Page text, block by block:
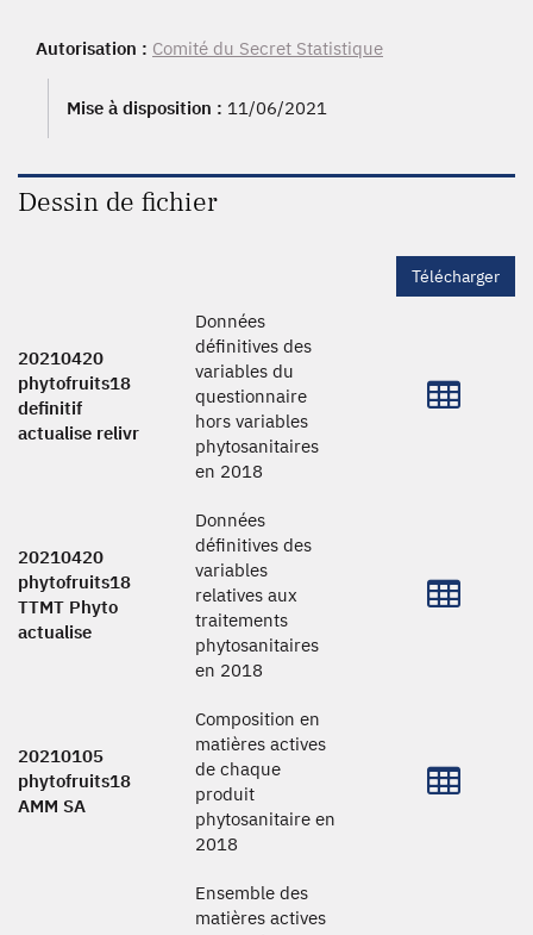
Autorisation : Comité du Secret Statistique
Mise à disposition : 11/06/2021
Dessin de fichier
Télécharger
20210420
phytofruits18
definitif
actualise relivr
Données
définitives des
variables du
questionnaire
hors variables
phytosanitaires
en 2018
20210420
phytofruits18
TTMT Phyto
actualise
Données
définitives des
variables
relatives aux
traitements
phytosanitaires
en 2018
20210105
phytofruits18
AMM SA
Composition en
matières actives
de chaque
produit
phytosanitaire en
2018
Ensemble des
matières actives